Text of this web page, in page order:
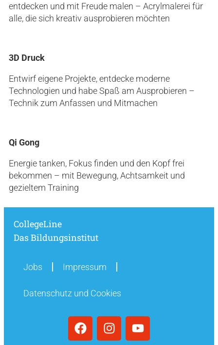
entdecken und mit Freude malen – Acrylmalerei für
alle, die sich kreativ ausprobieren möchten
3D Druck
Entwirf eigene Projekte, entdecke moderne
Technologien und habe Spaß am Ausprobieren –
Technik zum Anfassen und Mitmachen
Qi Gong
Energie tanken, Fokus finden und den Kopf frei
bekommen – mit Bewegung, Achtsamkeit und
gezieltem Training
CollegeLine
Das Bildungsinstitut
Jobs Impressum
Datenschutz und Cookies